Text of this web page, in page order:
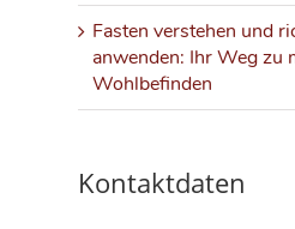
Fasten verstehen und
anwenden: Ihr Weg zu
Wohlbefinden
Kontaktdaten